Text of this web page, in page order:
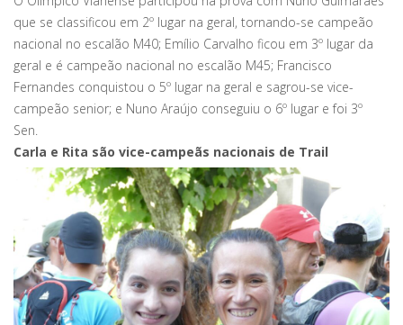
que se classificou em 2º lugar na geral, tornando-se campeão
nacional no escalão M40; Emílio Carvalho ficou em 3º lugar da
geral e é campeão nacional no escalão M45; Francisco
Fernandes conquistou o 5º lugar na geral e sagrou-se vice-
campeão senior; e Nuno Araújo conseguiu o 6º lugar e foi 3º
Sen.
Carla e Rita são vice-campeãs nacionais de Trail